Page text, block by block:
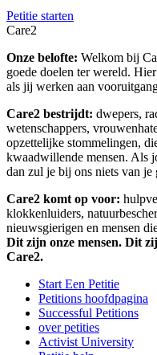
Petitie starten
Care2
Onze belofte: Welkom bij
goede doelen ter wereld.
als jij werken aan
Care2 bestrijdt: dwepers,
wetenschappers,
opzettelijke stommelingen,
kwaadwillende mensen. Als
dan zul je bij ons niets van je
Care2 komt op voor:
klokkenluiders,
nieuwsgierigen en mensen
Dit zijn onze mensen. Dit
Care2.
Start Een Petitie
Petitions hoofdpagina
Successful Petitions
over petities
Activist University